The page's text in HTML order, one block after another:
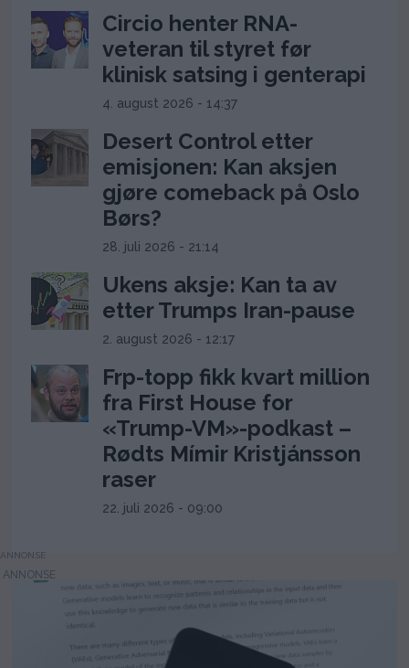
Circio henter RNA-
veteran til styret før
klinisk satsing i genterapi
4. august 2026 - 14:37
Desert Control etter
emisjonen: Kan aksjen
gjøre comeback på Oslo
Børs?
28. juli 2026 - 21:14
Ukens aksje: Kan ta av
etter Trumps Iran-pause
2. august 2026 - 12:17
Frp-topp fikk kvart million
fra First House for
«Trump-VM»-podkast –
Rødts Mímir Kristjánsson
raser
22. juli 2026 - 09:00
ANNONSE